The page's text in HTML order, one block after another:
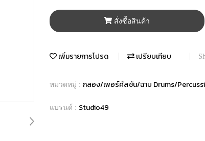
สั่งซื้อสินค้า
เพิ่มรายการโปรด เปรียบเทียบ
หมวดหมู่ : กลอง/เพอร์คัสชัน/ฉาบ Drums/
แบรนด์ : Studio49